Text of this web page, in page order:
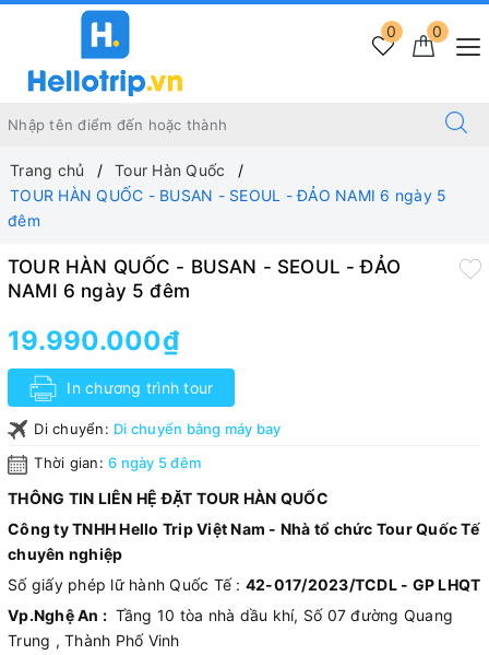
0
0
Trang chủ
Tour Hàn Quốc
TOUR HÀN QUỐC - BUSAN - SEOUL - ĐẢO NAMI 6 ngày 5
đêm
TOUR HÀN QUỐC - BUSAN - SEOUL - ĐẢO
NAMI 6 ngày 5 đêm
19.990.000₫
In chương trình tour
Di chuyển: Di chuyển bằng máy bay
Thời gian: 6 ngày 5 đêm
THÔNG TIN LIÊN HỆ ĐẶT TOUR HÀN QUỐC
Công ty TNHH Hello Trip Việt Nam - Nhà tổ chức Tour Quốc Tế
chuyên nghiệp
Số giấy phép lữ hành Quốc Tế : 42-017/2023/TCDL - GP LHQT
Vp.Nghệ An : Tầng 10 tòa nhà dầu khí, Số 07 đường Quang
Trung , Thành Phố Vinh